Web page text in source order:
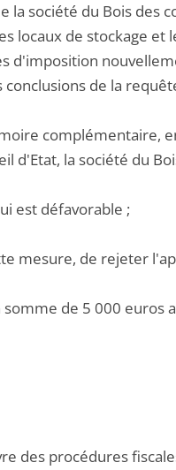
la société du Bois des
locaux de stockage
d'imposition
de la
complémentaire,
d'Etat, la société du
est défavorable ;
mesure, de rejeter
de 5 000 euros
des procédures